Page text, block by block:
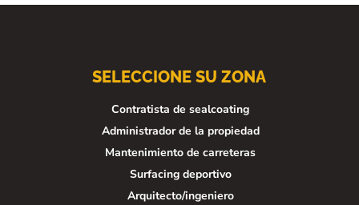
SELECCIONE SU ZONA
Contratista de sealcoating
Administrador de la propiedad
Mantenimiento de carreteras
Surfacing deportivo
Arquitecto/ingeniero